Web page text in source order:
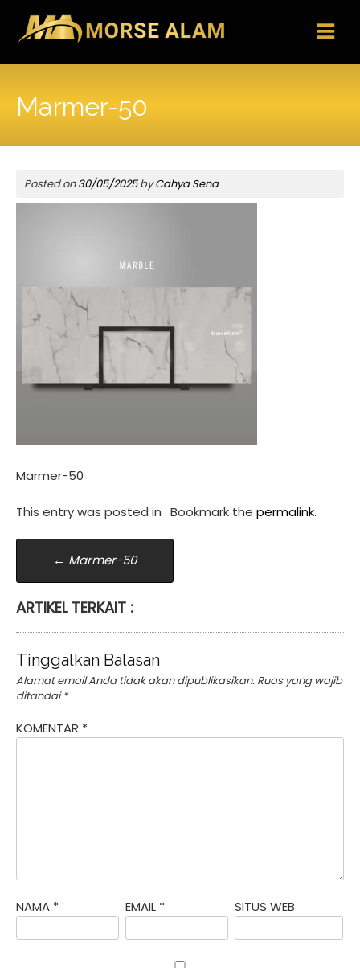
content
Marmer-50
Posted on30/05/2025byCahya Sena
Marmer-50
This entry was posted in . Bookmark the permalink.
Post
navigation
← Marmer-50
ARTIKEL TERKAIT :
Tinggalkan Balasan
Alamat email Anda tidak akan dipublikasikan. Ruas yang wajib
ditandai*
KOMENTAR *
NAMA * EMAIL * SITUS WEB